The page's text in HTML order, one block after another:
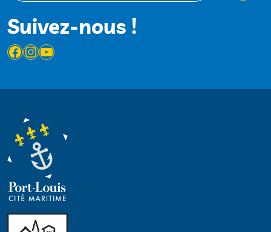
Suivez-nous !
Facebook
Instagram
YouTube